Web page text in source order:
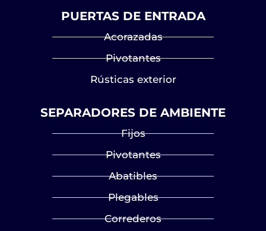
PUERTAS DE ENTRADA
Acorazadas
Pivotantes
Rústicas exterior
SEPARADORES DE AMBIENTE
Fijos
Pivotantes
Abatibles
Plegables
Correderos